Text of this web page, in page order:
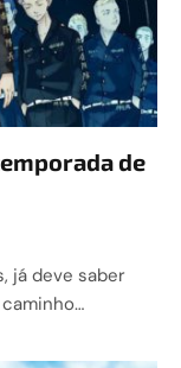
de
já deve saber